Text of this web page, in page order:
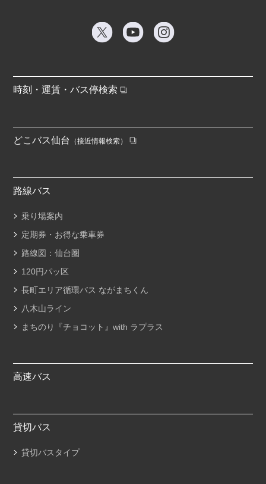
時刻・運賃・バス停検索
どこバス仙台 （接近情報検索）
路線バス
乗り場案内
定期券・お得な乗車券
路線図：仙台圏
120円パッ区
長町エリア循環バス ながまちくん
八木山ライン
まちのり『チョコット』with ラプラス
高速バス
貸切バス
貸切バスタイプ